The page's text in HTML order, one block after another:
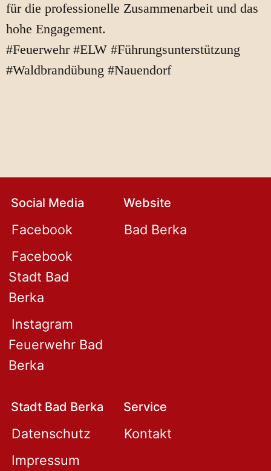
für die professionelle Zusammenarbeit und das
hohe Engagement.
#Feuerwehr #ELW #Führungsunterstützung
#Waldbrandübung #Nauendorf
Social Media
Facebook
Facebook
Stadt Bad
Berka
Instagram
Feuerwehr Bad
Berka
Website
Bad Berka
Stadt Bad Berka
Datenschutz
Impressum
Service
Kontakt